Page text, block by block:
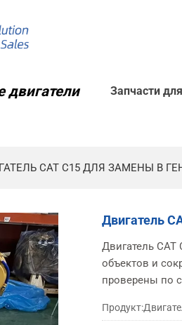
двигатели Запчасти
CAT C15 ДЛЯ ЗАМЕНЫ В
Двигатель
Двигатель
объектов и
проверены по
Продукт: